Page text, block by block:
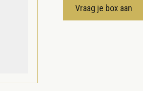
Vraag je box aan